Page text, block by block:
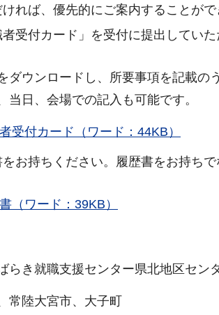
れば、優先的にご案内することがで
受付カード」を受付に提出していた
ダウンロードし、所要事項を記載の
当日、会場での記入も可能です。
受付カード（ワード：44KB）
お持ちください。履歴書をお持ち
（ワード：39KB）
らき就職支援センター県北地区センタ
常陸大宮市、大子町